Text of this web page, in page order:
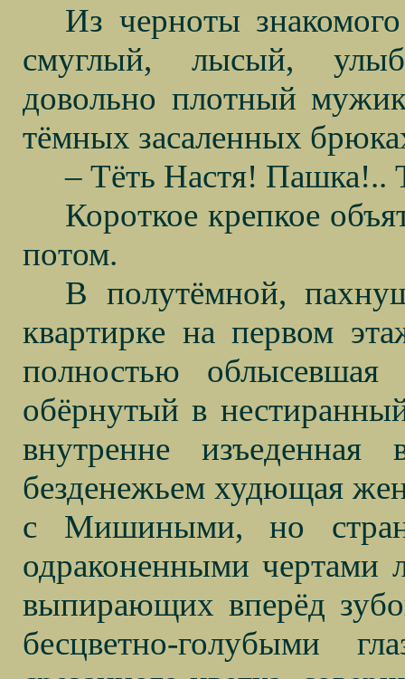
Из черноты
смуглый, лысый,
довольно плотный
тёмных засаленных
– Тёть Настя! Пашка!..
Короткое крепкое
потом.
В полутёмной,
квартирке на первом
полностью
обёрнутый в
внутренне
безденежьем худющая
с Мишиными, но
одраконенными чертами
выпирающих вперёд
бесцветно-голубыми